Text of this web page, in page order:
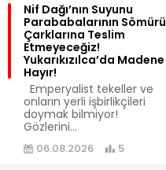
Nif Dağı’nın Suyunu
Parababalarının Sömürü
Çarklarına Teslim
Etmeyeceğiz!
Yukarıkızılca’da Madene
Hayır!
Emperyalist tekeller ve
onların yerli işbirlikçileri
doymak bilmiyor!
Gözlerini...
06.08.2026 5